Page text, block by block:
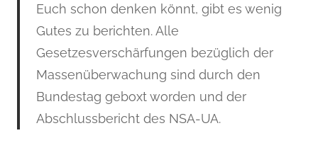
Euch schon denken könnt, gibt es wenig
Gutes zu berichten. Alle
Gesetzesverschärfungen bezüglich der
Massenüberwachung sind durch den
Bundestag geboxt worden und der
Abschlussbericht des NSA-UA.